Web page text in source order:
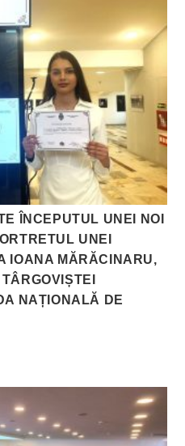
ÎNCEPUTUL UNEI NOI
UNEI
IOANA MĂRĂCINARU,
NAȚIONALĂ DE